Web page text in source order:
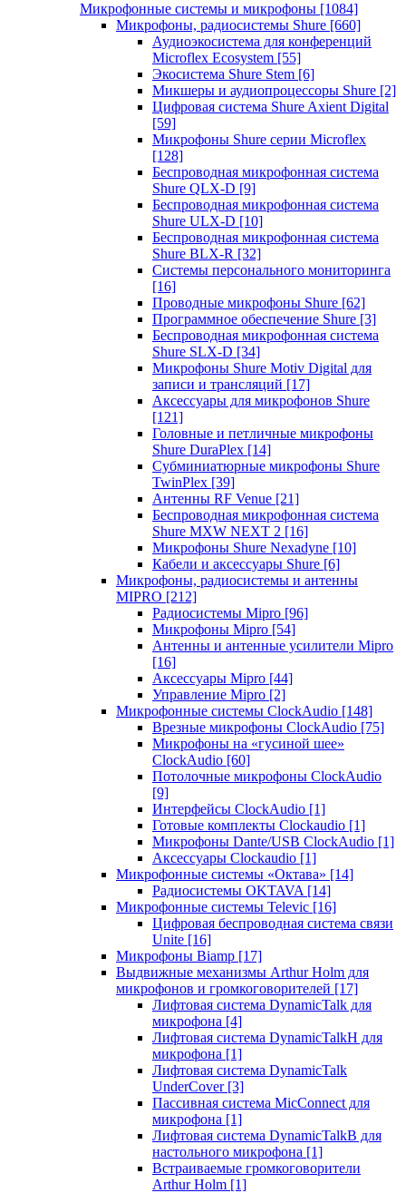
Микрофонные системы и микрофоны [1084]
Микрофоны, радиосистемы Shure [660]
Аудиоэкосистема для конференций
Microflex Ecosystem [55]
Экосистема Shure Stem [6]
Микшеры и аудиопроцессоры Shure [2]
Цифровая система Shure Axient Digital
[59]
Микрофоны Shure серии Microflex
[128]
Беспроводная микрофонная система
Shure QLX-D [9]
Беспроводная микрофонная система
Shure ULX-D [10]
Беспроводная микрофонная система
Shure BLX-R [32]
Системы персонального мониторинга
[16]
Проводные микрофоны Shure [62]
Программное обеспечение Shure [3]
Беспроводная микрофонная система
Shure SLX-D [34]
Микрофоны Shure Motiv Digital для
записи и трансляций [17]
Аксессуары для микрофонов Shure
[121]
Головные и петличные микрофоны
Shure DuraPlex [14]
Субминиатюрные микрофоны Shure
TwinPlex [39]
Антенны RF Venue [21]
Беспроводная микрофонная система
Shure MXW NEXT 2 [16]
Микрофоны Shure Nexadyne [10]
Кабели и аксессуары Shure [6]
Микрофоны, радиосистемы и антенны
MIPRO [212]
Радиосистемы Mipro [96]
Микрофоны Mipro [54]
Антенны и антенные усилители Mipro
[16]
Аксессуары Mipro [44]
Управление Mipro [2]
Микрофонные системы ClockAudio [148]
Врезные микрофоны ClockAudio [75]
Микрофоны на «гусиной шее»
ClockAudio [60]
Потолочные микрофоны ClockAudio
[9]
Интерфейсы ClockAudio [1]
Готовые комплекты Clockaudio [1]
Микрофоны Dante/USB ClockAudio [1]
Аксессуары Clockaudio [1]
Микрофонные системы «Октава» [14]
Радиосистемы OKTAVA [14]
Микрофонные системы Televic [16]
Цифровая беспроводная система связи
Unite [16]
Микрофоны Biamp [17]
Выдвижные механизмы Arthur Holm для
микрофонов и громкоговорителей [17]
Лифтовая система DynamicTalk для
микрофона [4]
Лифтовая система DynamicTalkH для
микрофона [1]
Лифтовая система DynamicTalk
UnderCover [3]
Пассивная система MicConnect для
микрофона [1]
Лифтовая система DynamicTalkB для
настольного микрофона [1]
Встраиваемые громкоговорители
Arthur Holm [1]